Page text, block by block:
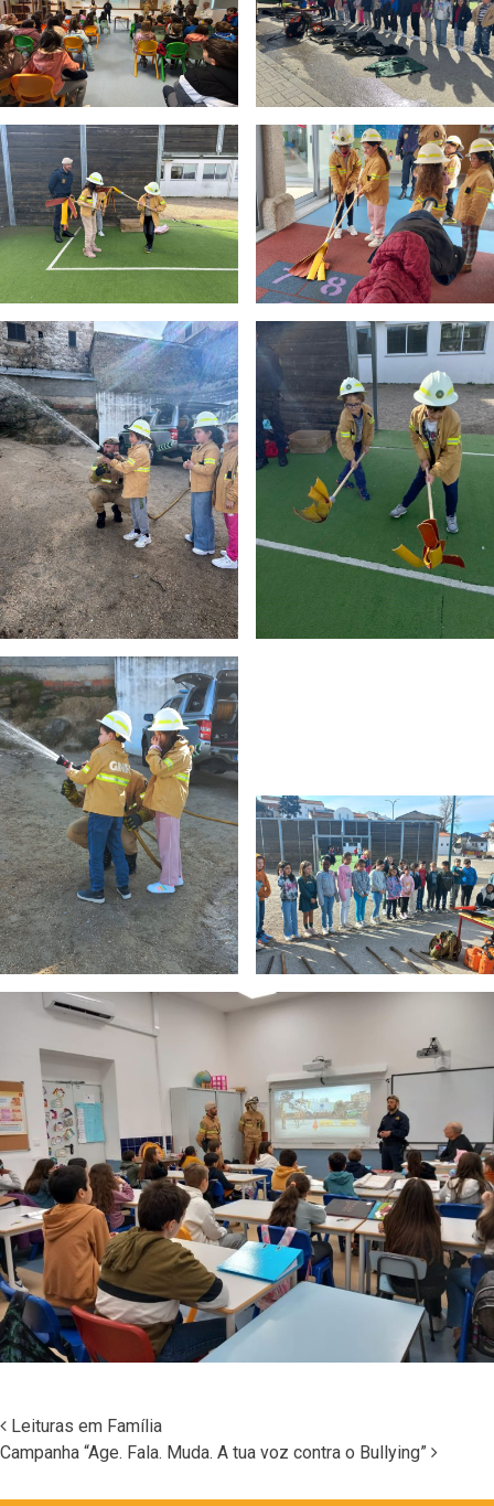
Navegação nos Posts
Leituras em Família
Campanha “Age. Fala. Muda. A tua voz contra o Bullying”